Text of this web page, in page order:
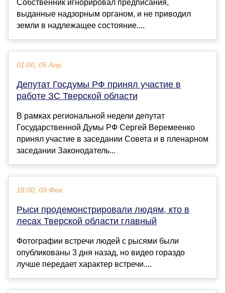
Собственник игнорировал предписания,
выданные надзорным органом, и не приводил
земли в надлежащее состояние....
01:00, 05 Апр
Депутат Госдумы РФ принял участие в
работе ЗС Тверской области
В рамках региональной недели депутат
Государственной Думы РФ Сергей Веремеенко
принял участие в заседании Совета и в пленарном
заседании Законодатель...
18:00, 09 Фев
Рыси продемонстрировали людям, кто в
лесах Тверской области главный
Фотографии встречи людей с рысями были
опубликованы 3 дня назад, но видео гораздо
лучше передает характер встречи....